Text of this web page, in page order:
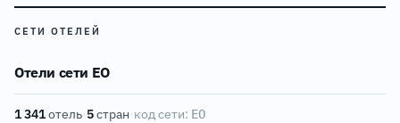
СЕТИ ОТЕЛЕЙ
Отели сети EO
1 341отель·5стран·код сети: EO